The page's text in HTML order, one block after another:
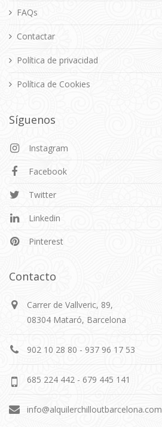
FAQs
Contactar
Política de privacidad
Política de Cookies
Síguenos
Instagram
Facebook
Twitter
Linkedin
Pinterest
Contacto
Carrer de Vallveric, 89,
08304 Mataró, Barcelona
902 10 28 80 - 937 96 17 53
685 224 442 - 679 445 141
info@alquilerchilloutbarcelona.com